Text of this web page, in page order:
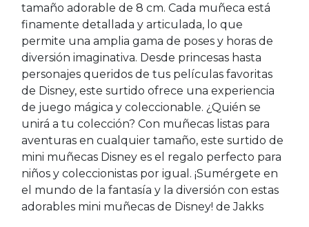
tamaño adorable de 8 cm. Cada muñeca está
finamente detallada y articulada, lo que
permite una amplia gama de poses y horas de
diversión imaginativa. Desde princesas hasta
personajes queridos de tus películas favoritas
de Disney, este surtido ofrece una experiencia
de juego mágica y coleccionable. ¿Quién se
unirá a tu colección? Con muñecas listas para
aventuras en cualquier tamaño, este surtido de
mini muñecas Disney es el regalo perfecto para
niños y coleccionistas por igual. ¡Sumérgete en
el mundo de la fantasía y la diversión con estas
adorables mini muñecas de Disney! de Jakks